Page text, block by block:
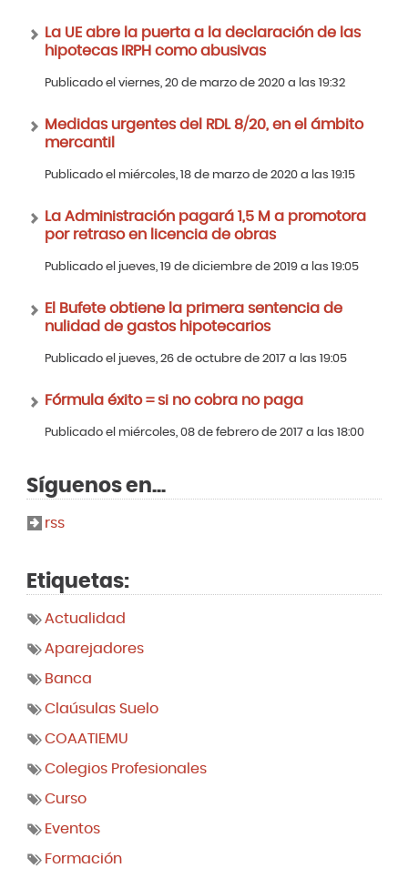
La UE abre la puerta a la declaración de las
hipotecas IRPH como abusivas
Publicado el viernes, 20 de marzo de 2020 a las 19:32
Medidas urgentes del RDL 8/20, en el ámbito
mercantil
Publicado el miércoles, 18 de marzo de 2020 a las 19:15
La Administración pagará 1,5 M a promotora
por retraso en licencia de obras
Publicado el jueves, 19 de diciembre de 2019 a las 19:05
El Bufete obtiene la primera sentencia de
nulidad de gastos hipotecarios
Publicado el jueves, 26 de octubre de 2017 a las 19:05
Fórmula éxito = si no cobra no paga
Publicado el miércoles, 08 de febrero de 2017 a las 18:00
Síguenos en...
rss
Etiquetas:
Actualidad
Aparejadores
Banca
Claúsulas Suelo
COAATIEMU
Colegios Profesionales
Curso
Eventos
Formación